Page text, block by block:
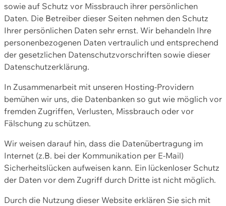
sowie auf Schutz vor Missbrauch ihrer persönlichen
Daten. Die Betreiber dieser Seiten nehmen den Schutz
Ihrer persönlichen Daten sehr ernst. Wir behandeln Ihre
personenbezogenen Daten vertraulich und entsprechend
der gesetzlichen Datenschutzvorschriften sowie dieser
Datenschutzerklärung.
In Zusammenarbeit mit unseren Hosting-Providern
bemühen wir uns, die Datenbanken so gut wie möglich vor
fremden Zugriffen, Verlusten, Missbrauch oder vor
Fälschung zu schützen.
Wir weisen darauf hin, dass die Datenübertragung im
Internet (z.B. bei der Kommunikation per E-Mail)
Sicherheitslücken aufweisen kann. Ein lückenloser Schutz
der Daten vor dem Zugriff durch Dritte ist nicht möglich.
Durch die Nutzung dieser Website erklären Sie sich mit